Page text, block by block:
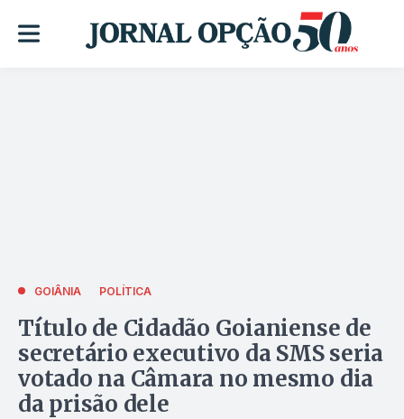
GOIÂNIA POLÍTICA
Título de Cidadão Goianiense de
secretário executivo da SMS seria
votado na Câmara no mesmo dia
da prisão dele